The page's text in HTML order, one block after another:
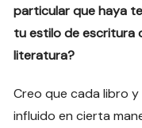
particular que haya
tu estilo de escritura
literatura?
Creo que cada libro
influido en cierta